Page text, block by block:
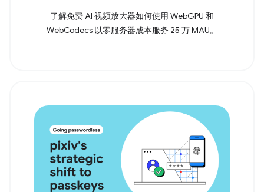
了解免费 AI 视频放大器如何使用 WebGPU 和
WebCodecs 以零服务器成本服务 25 万 MAU。